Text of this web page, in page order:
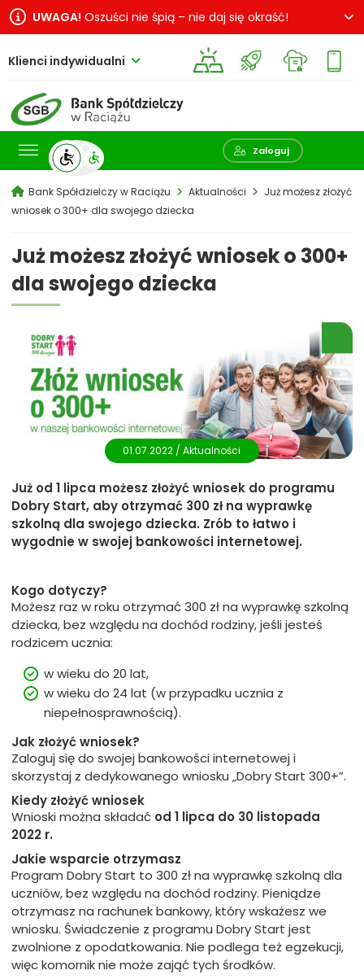
UWAGA! Oszuści nie śpią – nie daj się okraść!
Klienci indywidualni
Zaloguj
Pokaż wyszukiwarkę
Bank Spółdzielczy w Raciążu Aktualności
Już możesz złożyć
wniosek o 300+ dla swojego dziecka
Już możesz złożyć wniosek o 300+
dla swojego dziecka
01.07.2022 /Aktualności
Już od 1 lipca możesz złożyć wniosek do programu
Dobry Start, aby otrzymać 300 zł na wyprawkę
szkolną dla swojego dziecka. Zrób to łatwo i
wygodnie w swojej bankowości internetowej.
Kogo dotyczy?
Możesz raz w roku otrzymać 300 zł na wyprawkę szkolną
dziecka, bez względu na dochód rodziny, jeśli jesteś
rodzicem ucznia:
w wieku do 20 lat,
w wieku do 24 lat (w przypadku ucznia z
niepełnosprawnością).
Jak złożyć wniosek?
Zaloguj się do swojej bankowości internetowej i
skorzystaj z dedykowanego wniosku „Dobry Start 300+”.
Kiedy złożyć wniosek
Wnioski można składać od 1 lipca do 30 listopada
2022 r.
Jakie wsparcie otrzymasz
Program Dobry Start to 300 zł na wyprawkę szkolną dla
uczniów, bez względu na dochód rodziny. Pieniądze
otrzymasz na rachunek bankowy, który wskażesz we
wniosku. Świadczenie z programu Dobry Start jest
zwolnione z opodatkowania. Nie podlega też egzekucji,
więc komornik nie może zająć tych środków.